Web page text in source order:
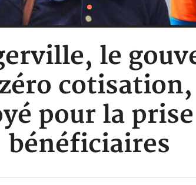
le
zéro
pour la prise
bénéficiaires